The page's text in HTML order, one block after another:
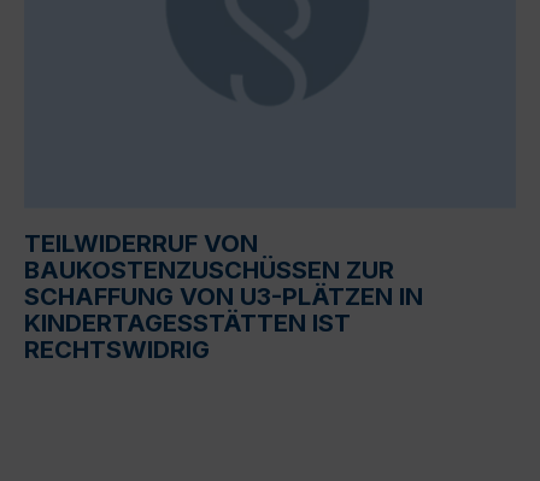
TEILWIDERRUF VON
BAUKOSTENZUSCHÜSSEN ZUR
SCHAFFUNG VON U3-PLÄTZEN IN
KINDERTAGESSTÄTTEN IST
RECHTSWIDRIG